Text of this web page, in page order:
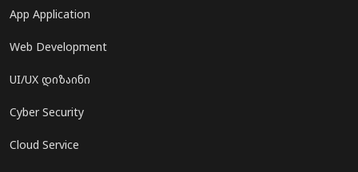
App Application
Web Development
UI/UX დიზაინი
Cyber Security
Cloud Service